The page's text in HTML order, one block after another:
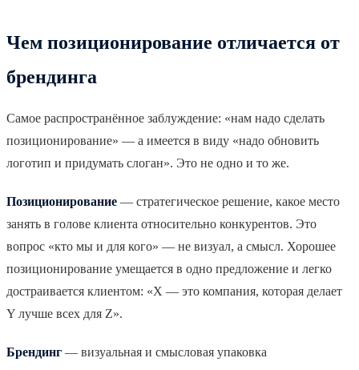
Чем позиционирование отличается от
брендинга
Самое распространённое заблуждение: «нам надо сделать
позиционирование» — а имеется в виду «надо обновить
логотип и придумать слоган». Это не одно и то же.
Позиционирование — стратегическое решение, какое место
занять в голове клиента относительно конкурентов. Это
вопрос «кто мы и для кого» — не визуал, а смысл. Хорошее
позиционирование умещается в одно предложение и легко
достраивается клиентом: «X — это компания, которая делает
Y лучше всех для Z».
Брендинг — визуальная и смысловая упаковка